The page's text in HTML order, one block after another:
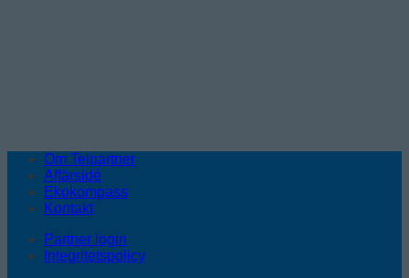
Om Telpartner
Affärsidé
Ekokompass
Kontakt
Partner login
Integritetspolicy